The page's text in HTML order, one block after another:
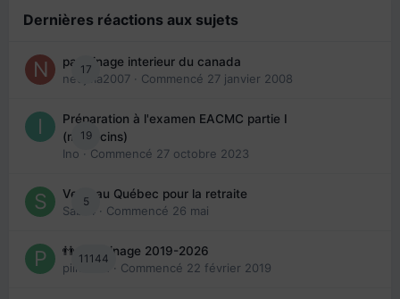
Dernières réactions aux sujets
17
parrainage interieur du canada
nedjma2007 · Commencé 27 janvier 2008
19
Préparation à l'examen EACMC partie I
(médecins)
Ino · Commencé 27 octobre 2023
5
Venir au Québec pour la retraite
Sab74
· Commencé 26 mai
11144
👬 Parrainage 2019-2026
piinoush
· Commencé 22 février 2019